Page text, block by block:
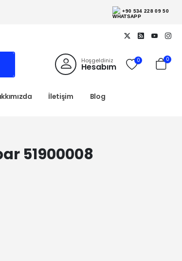
+90 534 228 09 50
Hoşgeldiniz
Hesabım
0 0
İletişim Blog
51900008